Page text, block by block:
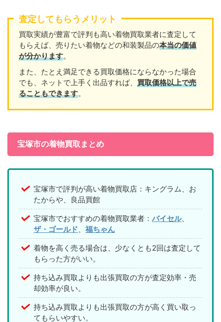
査定してもらうメリット
買取実績が豊富で評判も高い着物買取業者に査定して
もらえば、売りたい着物などの和装製品の本当の価値
が分かります。
また、たとえ満足できる買取価格にならなかった場合
でも、ネットで上手く出品すれば、 買取価格以上で売
ることもできます。
宝塚市の着物買取まとめ
宝塚市で評判が高い着物買取店：キングラム、お
たからや、良品買館
宝塚市でおすすめの着物買取業者： バイセル、
ザ・ゴールド
福ちゃん
着物を高く売る場合は、少なくとも2回は査定して
もらった方がいい。
持ち込み買取よりも出張買取の方が査定効率・売
却効率が良い。
持ち込み買取よりも出張買取の方が高く買い取っ
てもらいやすい。